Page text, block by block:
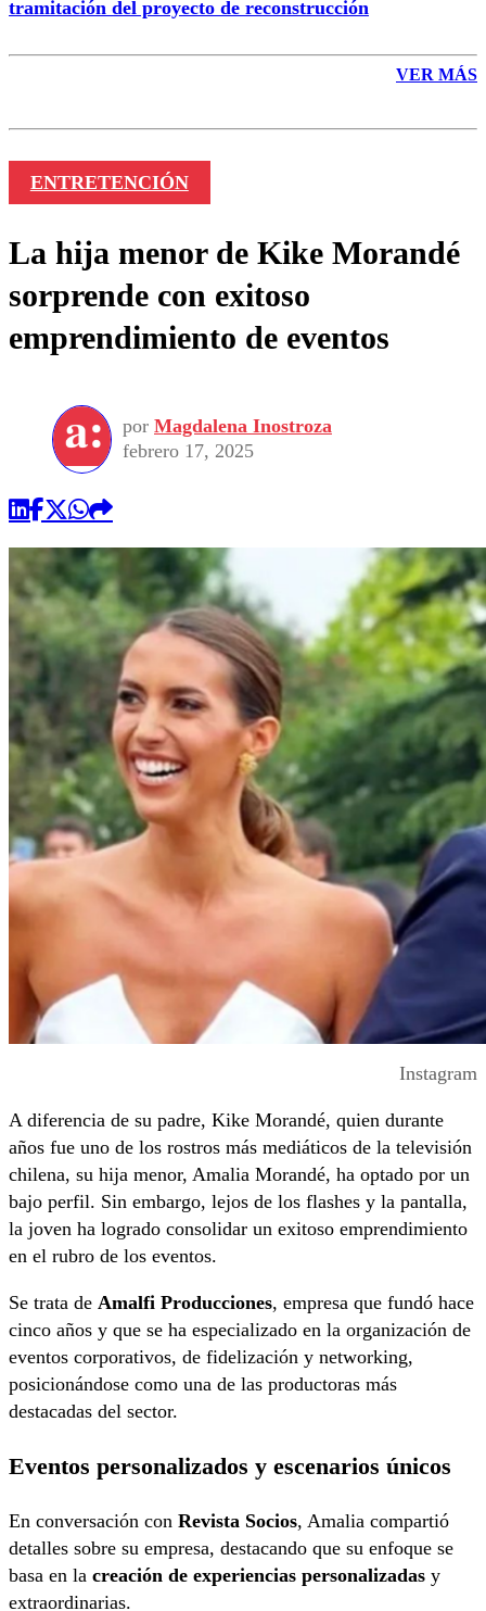
tramitación del proyecto de reconstrucción
VER MÁS
ENTRETENCIÓN
La hija menor de Kike Morandé
sorprende con exitoso
emprendimiento de eventos
por Magdalena Inostroza
febrero 17, 2025
Instagram
A diferencia de su padre, Kike Morandé, quien durante
años fue uno de los rostros más mediáticos de la televisión
chilena, su hija menor, Amalia Morandé, ha optado por un
bajo perfil. Sin embargo, lejos de los flashes y la pantalla,
la joven ha logrado consolidar un exitoso emprendimiento
en el rubro de los eventos.
Se trata de Amalfi Producciones, empresa que fundó hace
cinco años y que se ha especializado en la organización de
eventos corporativos, de fidelización y networking,
posicionándose como una de las productoras más
destacadas del sector.
Eventos personalizados y escenarios únicos
En conversación con Revista Socios, Amalia compartió
detalles sobre su empresa, destacando que su enfoque se
basa en la creación de experiencias personalizadas y
extraordinarias.